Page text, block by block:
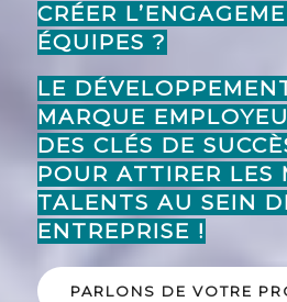
CRÉER
ÉQUIPES ?
LE
MARQUE
DES CLÉS DE
POUR ATTIRER LES
TALENTS AU SEIN
ENTREPRISE !
PARLONS DE VOTRE